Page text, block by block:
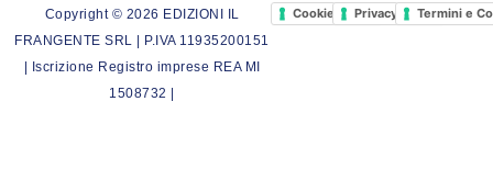
Copyright © 2026 EDIZIONI IL
FRANGENTE SRL | P.IVA 11935200151
| Iscrizione Registro imprese REA MI
1508732 |
Cookie PolicyPrivacy PolicyTermini e